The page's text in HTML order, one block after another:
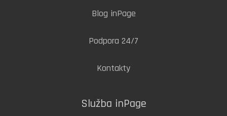
Blog inPage
Podpora 24/7
Kontakty
Služba inPage